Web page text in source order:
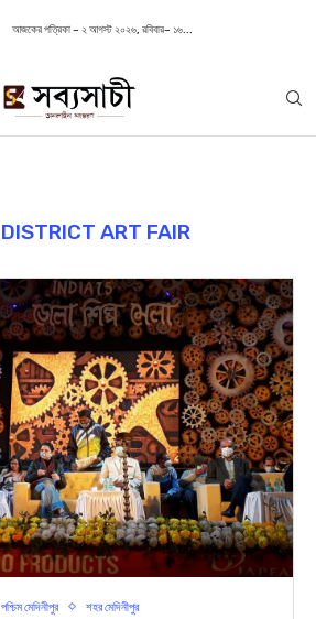
আজকের পত্রিকা – ২ আগস্ট ২০২৬, রবিবার– ১৬...
DISTRICT ART FAIR
পশ্চিম মেদিনীপুর শহর মেদিনীপুর